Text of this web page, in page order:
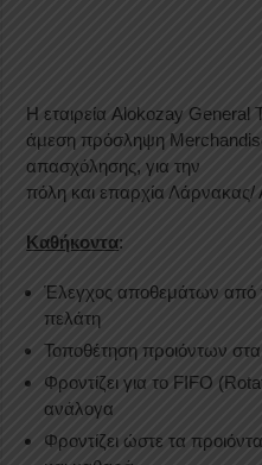
Η εταιρεία Alokozay General
άμεση πρόσληψη
απασχόλησης, για την
πόλη και επαρχία
Καθήκοντα:
Έλεγχος αποθεμάτων από
πελάτη
Τοποθέτηση προιόντων
Φροντίζει για το FIFO
ανάλογα
Φροντίζει ώστε τα